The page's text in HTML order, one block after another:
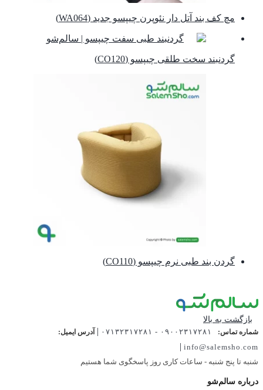
مچ کف بند آتل دار نئوپرن چیپسو جدید (WA064)
گردنبند سخت طلقی چیپسو (CO120)
گردن بند طبی نرم چیپسو (CO110)
بازگشت به بالا
شماره تماس: ۰۹۰۰۲۳۱۷۲۸۱ - ۰۷۱۳۲۳۱۷۲۸۱ | آدرس ایمیل:
info@salemsho.com
|
شنبه تا پنج شنبه - ساعات کاری روز پاسخگوی شما هستیم
درباره سالم‌شو